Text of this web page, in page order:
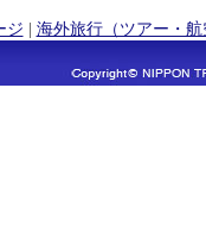
ジ | 海外旅行（ツアー・航